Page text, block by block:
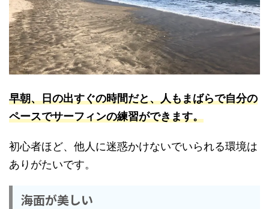
早朝、日の出すぐの時間だと、人もまばらで自分の
ペースでサーフィンの練習ができます。
初心者ほど、他人に迷惑かけないでいられる環境は
ありがたいです。
海面が美しい